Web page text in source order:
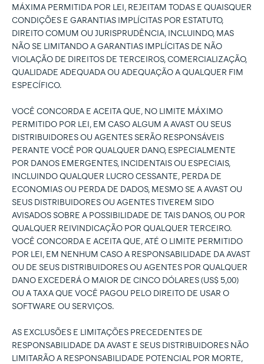
MÁXIMA PERMITIDA POR LEI, REJEITAM TODAS E QUAISQUER
CONDIÇÕES E GARANTIAS IMPLÍCITAS POR ESTATUTO,
DIREITO COMUM OU JURISPRUDÊNCIA, INCLUINDO, MAS
NÃO SE LIMITANDO A GARANTIAS IMPLÍCITAS DE NÃO
VIOLAÇÃO DE DIREITOS DE TERCEIROS, COMERCIALIZAÇÃO,
QUALIDADE ADEQUADA OU ADEQUAÇÃO A QUALQUER FIM
ESPECÍFICO.
VOCÊ CONCORDA E ACEITA QUE, NO LIMITE MÁXIMO
PERMITIDO POR LEI, EM CASO ALGUM A AVAST OU SEUS
DISTRIBUIDORES OU AGENTES SERÃO RESPONSÁVEIS
PERANTE VOCÊ POR QUALQUER DANO, ESPECIALMENTE
POR DANOS EMERGENTES, INCIDENTAIS OU ESPECIAIS,
INCLUINDO QUALQUER LUCRO CESSANTE, PERDA DE
ECONOMIAS OU PERDA DE DADOS, MESMO SE A AVAST OU
SEUS DISTRIBUIDORES OU AGENTES TIVEREM SIDO
AVISADOS SOBRE A POSSIBILIDADE DE TAIS DANOS, OU POR
QUALQUER REIVINDICAÇÃO POR QUALQUER TERCEIRO.
VOCÊ CONCORDA E ACEITA QUE, ATÉ O LIMITE PERMITIDO
POR LEI, EM NENHUM CASO A RESPONSABILIDADE DA AVAST
OU DE SEUS DISTRIBUIDORES OU AGENTES POR QUALQUER
DANO EXCEDERÁ O MAIOR DE CINCO DÓLARES (US$ 5,00)
OU A TAXA QUE VOCÊ PAGOU PELO DIREITO DE USAR O
SOFTWARE OU SERVIÇOS.
AS EXCLUSÕES E LIMITAÇÕES PRECEDENTES DE
RESPONSABILIDADE DA AVAST E SEUS DISTRIBUIDORES NÃO
LIMITARÃO A RESPONSABILIDADE POTENCIAL POR MORTE,